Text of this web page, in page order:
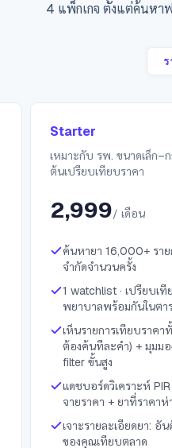
4 แพ็กเกจ ตั้งแต่ค้นหา
Starter
เหมาะกับ รพ. ขนาดเล็ก–ก
ต้นเปรียบเทียบราคา
2,999/ เดือน
ค้นหายา 16,000+ ราย
จำกัดจำนวนครั้ง
1 watchlist · เปรียบเที
พยาบาลพร้อมกันในตาร
เห็นรายการเทียบราคา
ต้องค้นทีละคำ) + มุมมอ
filter ขั้นสูง
แดชบอร์ดวิเคราะห์
จายราคา + ยาที่ราคาห่
เจาะรายละเอียดยา: อั
ของคุณเทียบตลาด